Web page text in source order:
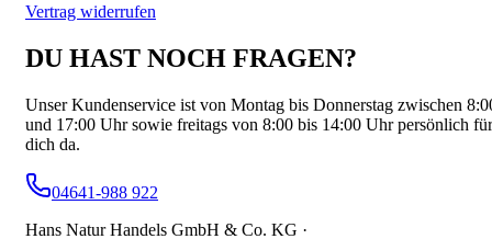
Vertrag widerrufen
DU HAST NOCH FRAGEN?
Unser Kundenservice ist von Montag bis Donnerstag zwischen
und 17:00 Uhr sowie freitags von 8:00 bis 14:00 Uhr persönlich für
dich da.
04641-988 922
Hans Natur Handels GmbH & Co. KG ·